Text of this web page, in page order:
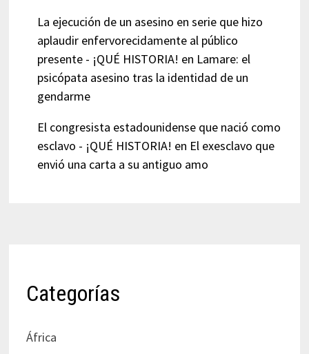
La ejecución de un asesino en serie que hizo
aplaudir enfervorecidamente al público
presente - ¡QUÉ HISTORIA! en Lamare: el
psicópata asesino tras la identidad de un
gendarme
El congresista estadounidense que nació como
esclavo - ¡QUÉ HISTORIA! en El exesclavo que
envió una carta a su antiguo amo
Categorías
África